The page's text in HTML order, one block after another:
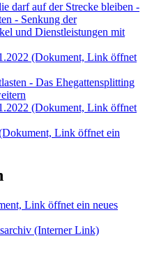
darf auf der Strecke bleiben -
- Senkung der
und Dienstleistungen mit
(Dokument, Link öffnet
- Das Ehegattensplitting
(Dokument, Link öffnet
Link öffnet ein
Link öffnet ein neues
(Interner Link)